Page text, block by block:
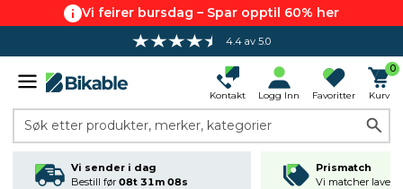
Vi feirer bursdag – Spar opptil 60% her
4.4 av 5.0
Kontakt Logg Inn Favoritter
0
Kurv
Søk etter produkter, merker, kategorier
Vi sender i dag
Bestill før 08t 31m 07s
Prismatch
Vi matcher